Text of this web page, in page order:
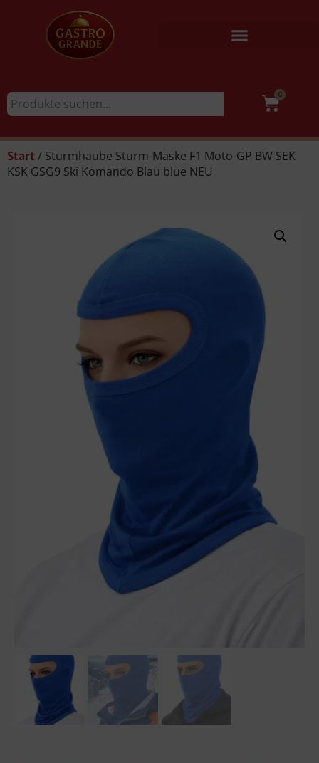
0
Start / Sturmhaube Sturm-Maske F1 Moto-GP BW SEK
KSK GSG9 Ski Komando Blau blue NEU